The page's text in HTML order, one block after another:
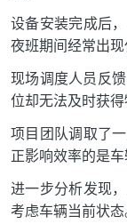
设备安装完成后
夜班期间经常出现
现场调度人员反
位却无法及时获得
项目团队调取了
正影响效率的是车
进一步分析发现
考虑车辆当前状态